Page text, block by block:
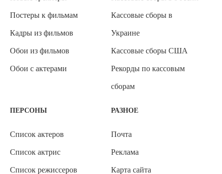
Постеры к фильмам
Кадры из фильмов
Обои из фильмов
Обои с актерами
Кассовые сборы в
Украине
Кассовые сборы США
Рекорды по кассовым
сборам
ПЕРСОНЫ
Список актеров
Список актрис
Список режиссеров
РАЗНОЕ
Почта
Реклама
Карта сайта